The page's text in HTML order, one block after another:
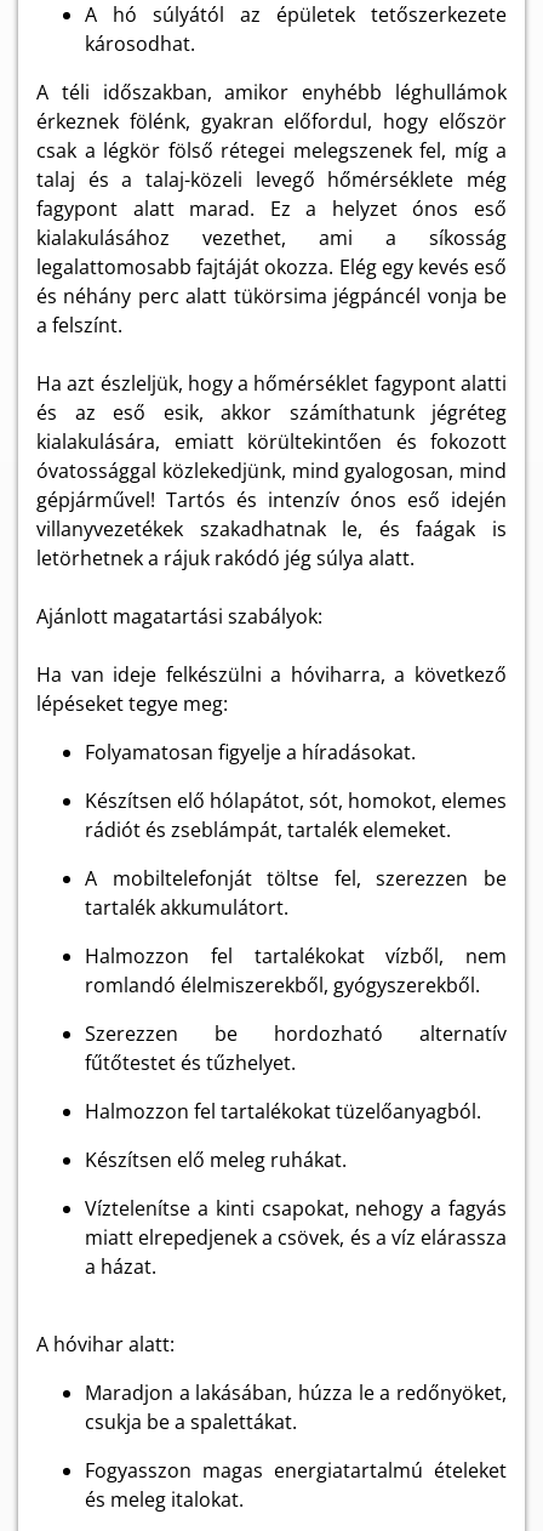
A hó súlyától az épületek tetőszerkezete
károsodhat.
A téli időszakban, amikor enyhébb léghullámok
érkeznek fölénk, gyakran előfordul, hogy először
csak a légkör fölső rétegei melegszenek fel, míg a
talaj és a talaj-közeli levegő hőmérséklete még
fagypont alatt marad. Ez a helyzet ónos eső
kialakulásához vezethet, ami a síkosság
legalattomosabb fajtáját okozza. Elég egy kevés eső
és néhány perc alatt tükörsima jégpáncél vonja be
a felszínt.
Ha azt észleljük, hogy a hőmérséklet fagypont alatti
és az eső esik, akkor számíthatunk jégréteg
kialakulására, emiatt körültekintően és fokozott
óvatossággal közlekedjünk, mind gyalogosan, mind
gépjárművel! Tartós és intenzív ónos eső idején
villanyvezetékek szakadhatnak le, és faágak is
letörhetnek a rájuk rakódó jég súlya alatt.
Ajánlott magatartási szabályok:
Ha van ideje felkészülni a hóviharra, a következő
lépéseket tegye meg:
Folyamatosan figyelje a híradásokat.
Készítsen elő hólapátot, sót, homokot, elemes
rádiót és zseblámpát, tartalék elemeket.
A mobiltelefonját töltse fel, szerezzen be
tartalék akkumulátort.
Halmozzon fel tartalékokat vízből, nem
romlandó élelmiszerekből, gyógyszerekből.
Szerezzen be hordozható alternatív
fűtőtestet és tűzhelyet.
Halmozzon fel tartalékokat tüzelőanyagból.
Készítsen elő meleg ruhákat.
Víztelenítse a kinti csapokat, nehogy a fagyás
miatt elrepedjenek a csövek, és a víz elárassza
a házat.
A hóvihar alatt:
Maradjon a lakásában, húzza le a redőnyöket,
csukja be a spalettákat.
Fogyasszon magas energiatartalmú ételeket
és meleg italokat.